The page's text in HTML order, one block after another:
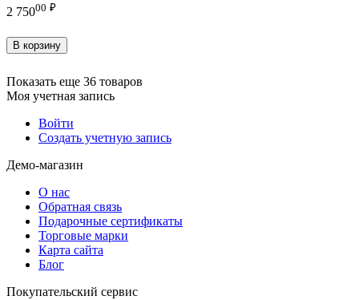
2 75000 ₽
В корзину
Показать еще 36 товаров
Моя учетная запись
Войти
Создать учетную запись
Демо-магазин
О нас
Обратная связь
Подарочные сертификаты
Торговые марки
Карта сайта
Блог
Покупательский сервис